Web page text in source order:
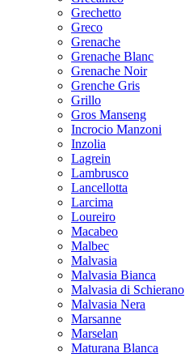
Grechetto
Greco
Grenache
Grenache Blanc
Grenache Noir
Grenche Gris
Grillo
Gros Manseng
Incrocio Manzoni
Inzolia
Lagrein
Lambrusco
Lancellotta
Larcima
Loureiro
Macabeo
Malbec
Malvasia
Malvasia Bianca
Malvasia di Schierano
Malvasia Nera
Marsanne
Marselan
Maturana Blanca